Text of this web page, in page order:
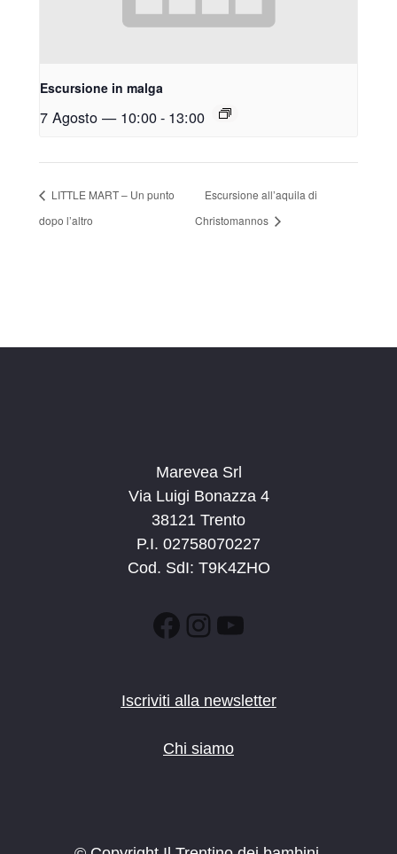
Escursione in malga
7 Agosto — 10:00- 13:00
LITTLE MART – Un punto
dopo l’altro
Escursione all’aquila di
Christomannos
Marevea Srl
Via Luigi Bonazza 4
38121 Trento
P.I. 02758070227
Cod. SdI: T9K4ZHO
Facebook
Instagram
YouTube
Iscriviti alla newsletter
Chi siamo